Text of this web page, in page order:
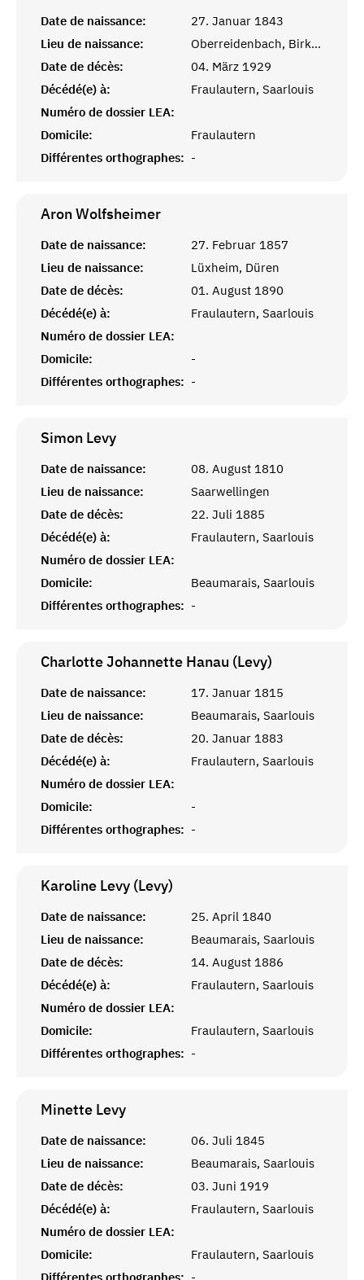
Date de naissance:
27. Januar 1843
Lieu de naissance:
Oberreidenbach, Birkenfeld
Date de décès:
04. März 1929
Décédé(e) à:
Fraulautern, Saarlouis
Numéro de dossier LEA:
Domicile:
Fraulautern
Différentes orthographes: -
AronWolfsheimer
Date de naissance:
27. Februar 1857
Lieu de naissance:
Lüxheim, Düren
Date de décès:
01. August 1890
Décédé(e) à:
Fraulautern, Saarlouis
Numéro de dossier LEA:
Domicile:
-
Différentes orthographes: -
Simon Levy
Date de naissance:
08. August 1810
Lieu de naissance:
Saarwellingen
Date de décès:
22. Juli 1885
Décédé(e) à:
Fraulautern, Saarlouis
Numéro de dossier LEA:
Domicile:
Beaumarais, Saarlouis
Différentes orthographes: -
Charlotte Johannette Hanau (Levy)
Date de naissance:
17. Januar 1815
Lieu de naissance:
Beaumarais, Saarlouis
Date de décès:
20. Januar 1883
Décédé(e) à:
Fraulautern, Saarlouis
Numéro de dossier LEA:
Domicile:
-
Différentes orthographes: -
Karoline Levy (Levy)
Date de naissance:
25. April 1840
Lieu de naissance:
Beaumarais, Saarlouis
Date de décès:
14. August 1886
Décédé(e) à:
Fraulautern, Saarlouis
Numéro de dossier LEA:
Domicile:
Fraulautern, Saarlouis
Différentes orthographes: -
Minette Levy
Date de naissance:
06. Juli 1845
Lieu de naissance:
Beaumarais, Saarlouis
Date de décès:
03. Juni 1919
Décédé(e) à:
Fraulautern, Saarlouis
Numéro de dossier LEA:
Domicile:
Fraulautern, Saarlouis